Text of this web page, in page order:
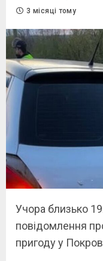
3 місяці тому
Учора близько
повідомлення
пригоду у